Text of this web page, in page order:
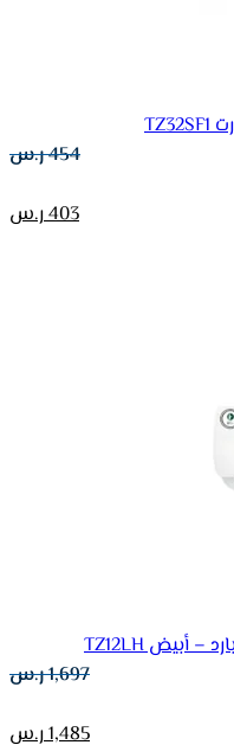
454ر.س
403ر.س
1,697ر.س
1,485ر.س